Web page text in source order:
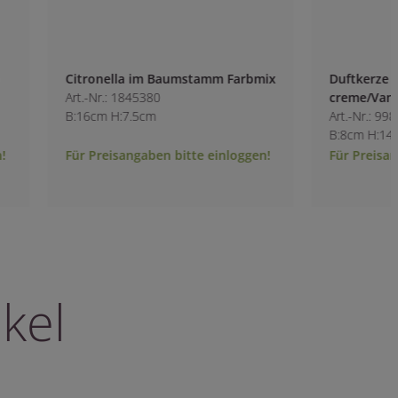
Citronella im Baumstamm Farbmix
Art.-Nr.: 1845380
B:16cm H:7.5cm
Für Preisangaben bitte einloggen!
Duftkerze im
creme/Vanille
Art.-Nr.: 9980700-13
B:8cm H:14.5cm
Für